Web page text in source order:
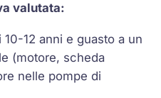
valutata:
12 anni e guasto a un
(motore, scheda
nelle pompe di